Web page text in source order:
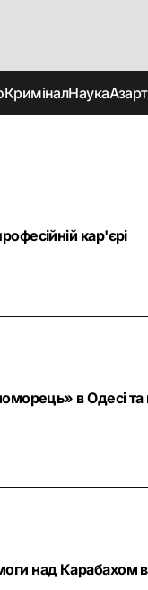
КриміналНаукаАзарт
кар'єрі
в Одесі
над Карабахом в